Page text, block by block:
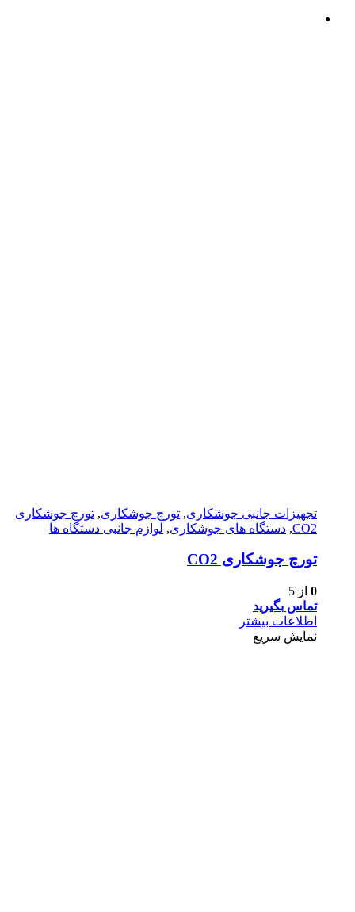
تجهیزات جانبی جوشکاری, تورچ جوشکاری, تورچ جوشکاری
CO2
, دستگاه های جوشکاری, لوازم جانبی دستگاه ها
تورچ جوشکاری CO2
0 از 5
تماس بگیرید
اطلاعات بیشتر
نمایش سریع